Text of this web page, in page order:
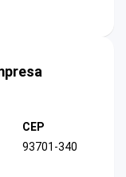
CEP
93701-340